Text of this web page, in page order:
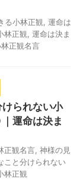
る小林正観
運命は
林正観
運命は決ま
正観名言
られない小
運命は決ま
正観名言 神様の見
こと分けられない
林正観